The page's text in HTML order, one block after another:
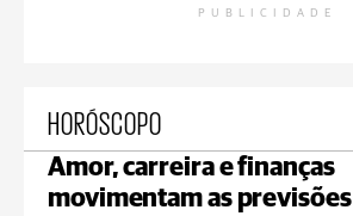
PUBLICIDADE
HORÓSCOPO
Amor, carreira e finanças
movimentam as previsões